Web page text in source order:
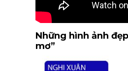
Những hình ảnh
mơ”